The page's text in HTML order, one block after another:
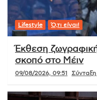
Lifestyle Ό,τι είναι!
Έκθεση
σκοπό στο Μέιν
09/08/2026, 09:51